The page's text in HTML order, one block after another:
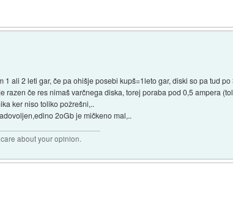
ali 2 leti gar, če pa ohišje posebi kupš=1leto gar, diski so pa tud
razen če res nimaš varčnega diska, torej poraba pod 0,5 ampera
ker niso toliko požrešni,..
2oGb je mičkeno mal,..
about your opinion.